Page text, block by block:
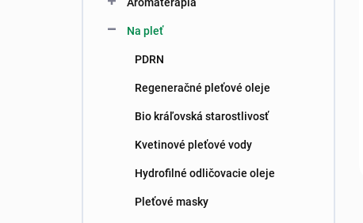
Na pleť
PDRN
Regeneračné pleťové oleje
Bio kráľovská starostlivosť
Kvetinové pleťové vody
Hydrofilné odličovacie oleje
Pleťové masky